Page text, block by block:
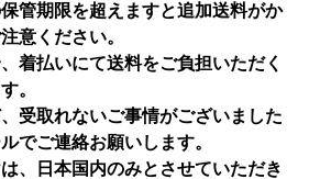
管期限を超えますと追加送料がか
意ください。
着払いにて送料をご負担いただく
。
受取れないご事情がございました
でご連絡お願いします。
、日本国内のみとさせていただき